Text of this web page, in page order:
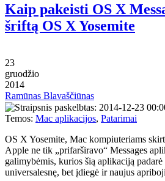
Kaip pakeisti OS X
šriftą OS X Yosemite
23
gruodžio
2014
Ramūnas Blavaščiūnas
Temos: Mac aplikacijos, Patarimai
OS X Yosemite, Mac kompiuteriams
Apple ne tik „prifarširavo“ Messages
galimybėmis, kurios šią aplikaciją
universalesnę, bet įdiegė ir naujus